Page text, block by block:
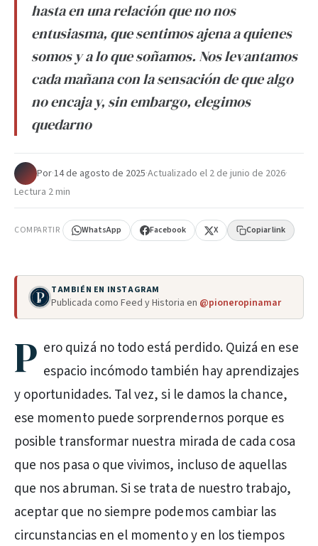
hasta en una relación que no nos
entusiasma, que sentimos ajena a quienes
somos y a lo que soñamos. Nos levantamos
cada mañana con la sensación de que algo
no encaja y, sin embargo, elegimos
quedarno
Por·14 de agosto de 2025·Actualizado el 2 de junio de 2026·
Lectura 2 min
COMPARTIR WhatsApp Facebook X Copiar link
TAMBIÉN EN INSTAGRAM
Publicada como Feed y Historia en @pioneropinamar
P ero quizá no todo está perdido. Quizá en ese
espacio incómodo también hay aprendizajes
y oportunidades. Tal vez, si le damos la chance,
ese momento puede sorprendernos porque es
posible transformar nuestra mirada de cada cosa
que nos pasa o que vivimos, incluso de aquellas
que nos abruman. Si se trata de nuestro trabajo,
aceptar que no siempre podemos cambiar las
circunstancias en el momento y en los tiempos